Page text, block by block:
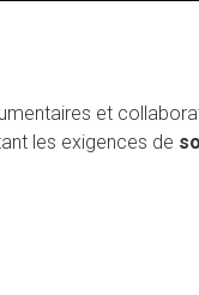
et
les exigences de